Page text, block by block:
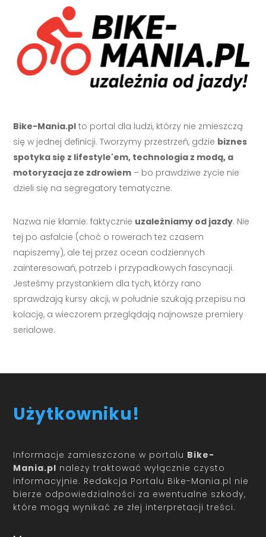
Bike-Mania.pl to portal dla ludzi, którzy nie zmieszczą
się w jednej definicji. Tworzymy przestrzeń, gdzie biznes
spotyka się z lifestyle'em, technologia z modą, a
motoryzacja ze zdrowiem – bo prawdziwe życie nie
dzieli się na segregatory tematyczne.
Nazwa nie kłamie: faktycznie uzależniamy od jazdy. Nie
tej po asfalcie (choć o rowerach też czasem
napiszemy), ale tej przez ocean codziennych
zainteresowań, potrzeb i przypadkowych fascynacji.
Jesteśmy przystankiem dla tych, którzy rano
sprawdzają kursy akcji, w południe szukają przepisu na
kolację, a wieczorem przeglądają najnowsze premiery
serialowe.
Użytkowniku!
Informacje zamieszczone w portalu Bike-
Mania.pl należy traktować wyłącznie czysto
informacyjnie. Redakcja Portalu Bike-Mania.pl nie
bierze odpowiedzialności za ewentualne szkody,
które mogą wynikać ze złej interpretacji treści.